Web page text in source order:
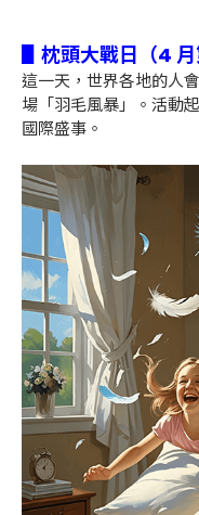
▋枕頭大戰日（4 月
這一天，世界各地的人
場「羽毛風暴」。活動
國際盛事。